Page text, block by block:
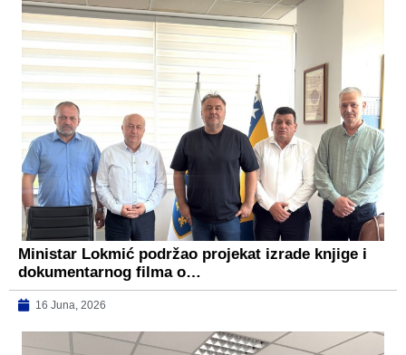
Ministar Lokmić podržao projekat izrade knjige i
dokumentarnog filma o…
16 Juna, 2026